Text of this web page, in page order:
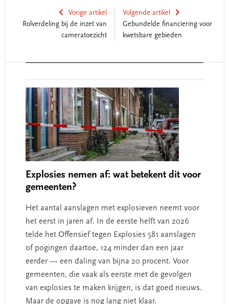
Vorige artikel
Rolverdeling bij de inzet van
cameratoezicht
Volgende artikel
Gebundelde financiering voor
kwetsbare gebieden
Interactions
Explosies nemen af: wat betekent dit voor
gemeenten?
Het aantal aanslagen met explosieven neemt voor
het eerst in jaren af. In de eerste helft van 2026
telde het Offensief tegen Explosies 581 aanslagen
of pogingen daartoe, 124 minder dan een jaar
eerder — een daling van bijna 20 procent. Voor
gemeenten, die vaak als eerste met de gevolgen
van explosies te maken krijgen, is dat goed nieuws.
Maar de opgave is nog lang niet klaar.